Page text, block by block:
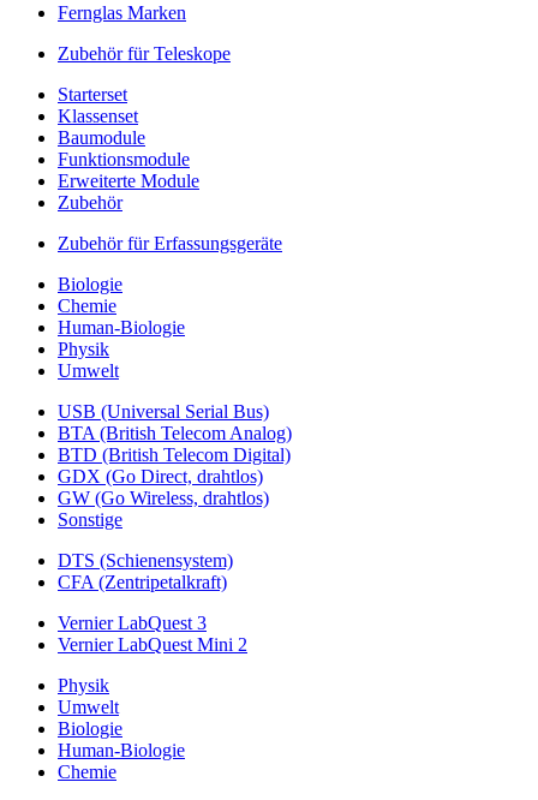
Fernglas Marken
Zubehör für Teleskope
Starterset
Klassenset
Baumodule
Funktionsmodule
Erweiterte Module
Zubehör
Zubehör für Erfassungsgeräte
Biologie
Chemie
Human-Biologie
Physik
Umwelt
USB (Universal Serial Bus)
BTA (British Telecom Analog)
BTD (British Telecom Digital)
GDX (Go Direct, drahtlos)
GW (Go Wireless, drahtlos)
Sonstige
DTS (Schienensystem)
CFA (Zentripetalkraft)
Vernier LabQuest 3
Vernier LabQuest Mini 2
Physik
Umwelt
Biologie
Human-Biologie
Chemie